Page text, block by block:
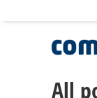
All